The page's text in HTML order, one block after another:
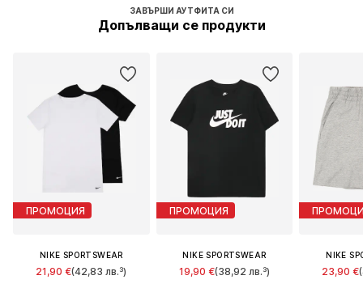
ЗАВЪРШИ АУТФИТА СИ
Допълващи се продукти
ПРОМОЦИЯ
NIKE SPORTSWEAR
21,90 €(42,83 лв.³)
ПРОМОЦИЯ
NIKE SPORTSWEAR
19,90 €(38,92 лв.³)
NIKE
23,90 €